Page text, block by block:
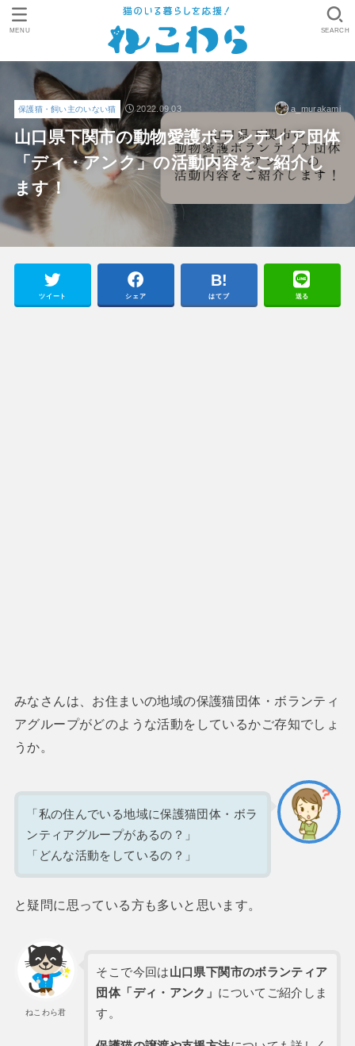
SEARCH
MENU
保護猫・飼い主のいない猫 2022.09.03 a_murakami
山口県下関市の動物愛護ボランティア団体
「ディ・アンク」の活動内容をご紹介し
ます！
ツイート シェア はてブ 送る
みなさんは、お住まいの地域の保護猫団体・ボランティ
アグループがどのような活動をしているかご存知でしょ
うか。
「私の住んでいる地域に保護猫団体・ボラ
ンティアグループがあるの？」
「どんな活動をしているの？」
と疑問に思っている方も多いと思います。
ねこわら君
そこで今回は山口県下関市のボランティア
団体「ディ・アンク」 についてご紹介しま
す。